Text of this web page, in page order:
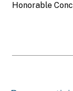
Honorable